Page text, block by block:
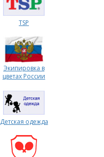
TSP
Экипировка в
цветах России
Детская одежда